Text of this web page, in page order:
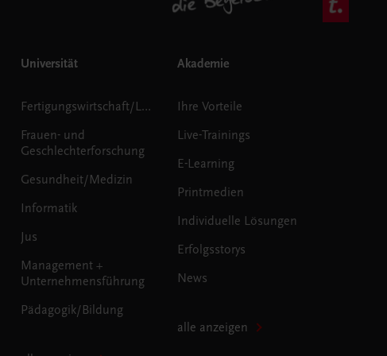
Universität
Fertigungswirtschaft/Logistik
Frauen- und
Geschlechterforschung
Gesundheit/Medizin
Informatik
Jus
Management +
Unternehmensführung
Pädagogik/Bildung
Akademie
Ihre Vorteile
Live-Trainings
E-Learning
Printmedien
Individuelle Lösungen
Erfolgsstorys
News
alle anzeigen